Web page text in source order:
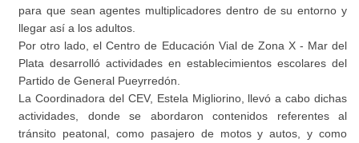
para que sean agentes multiplicadores dentro de su entorno y
llegar así a los adultos.
Por otro lado, el Centro de Educación Vial de Zona X - Mar del
Plata desarrolló actividades en establecimientos escolares del
Partido de General Pueyrredón.
La Coordinadora del CEV, Estela Migliorino, llevó a cabo dichas
actividades, donde se abordaron contenidos referentes al
tránsito peatonal, como pasajero de motos y autos, y como